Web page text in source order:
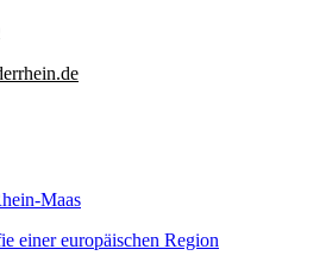
Maas
einer europäischen Region